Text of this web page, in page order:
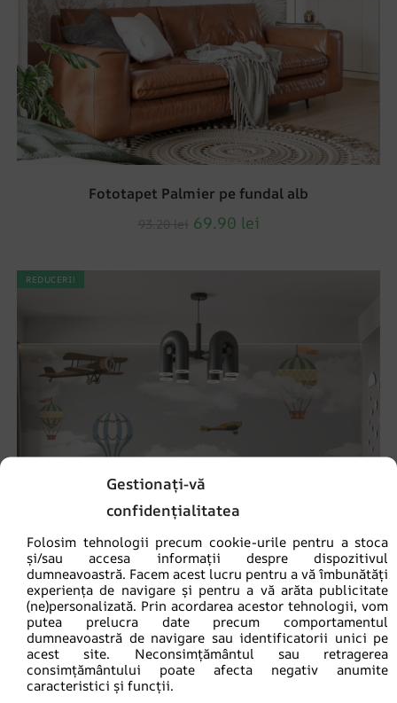
Gestionați-vă
confidențialitatea
Folosim tehnologii precum cookie-urile pentru a stoca
și/sau accesa informații despre dispozitivul
dumneavoastră. Facem acest lucru pentru a vă îmbunătăți
experiența de navigare și pentru a vă arăta publicitate
(ne)personalizată. Prin acordarea acestor tehnologii, vom
putea prelucra date precum comportamentul
dumneavoastră de navigare sau identificatorii unici pe
acest site. Neconsimțământul sau retragerea
consimțământului poate afecta negativ anumite
caracteristici și funcții.
Fototapet Palmier pe fundal alb
69.90 lei
REDUCERI!
Fototapet Baloane în nori
93.20